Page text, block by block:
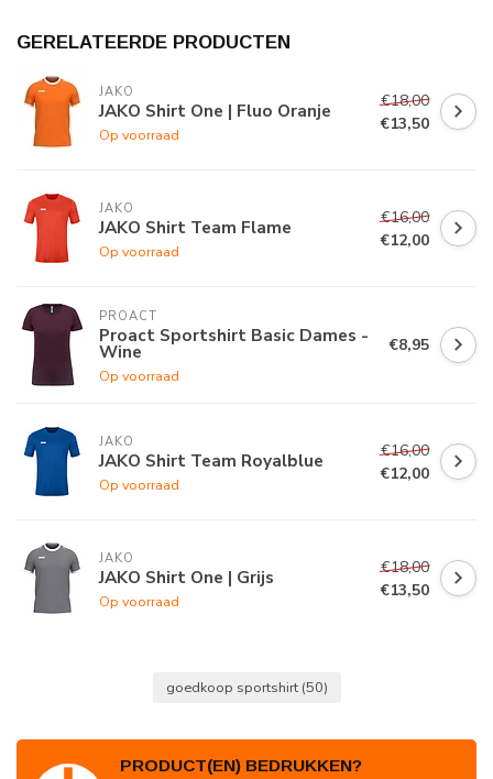
GERELATEERDE PRODUCTEN
JAKO
JAKO Shirt One | Fluo Oranje
Op voorraad
€18,00
€13,50
JAKO
JAKO Shirt Team Flame
Op voorraad
€16,00
€12,00
PROACT
Proact Sportshirt Basic Dames -
Wine
Op voorraad
€8,95
JAKO
JAKO Shirt Team Royalblue
Op voorraad
€16,00
€12,00
JAKO
JAKO Shirt One | Grijs
Op voorraad
€18,00
€13,50
goedkoop sportshirt (50)
PRODUCT(EN) BEDRUKKEN?